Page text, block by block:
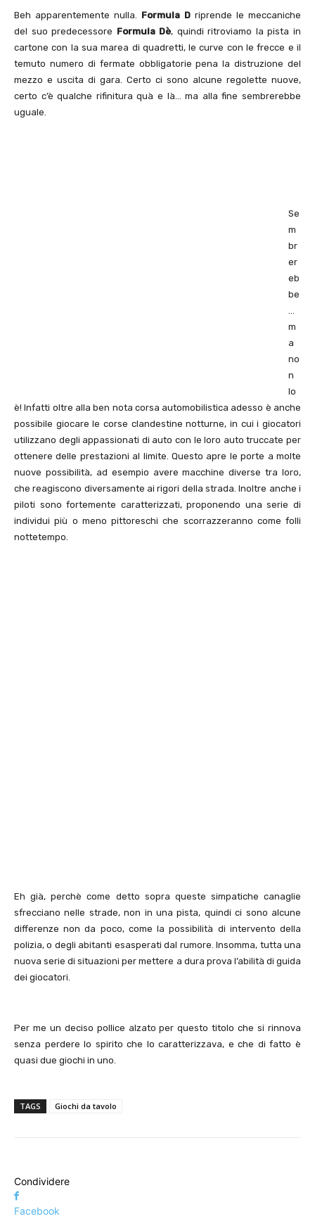
Beh apparentemente nulla. Formula D riprende le meccaniche
del suo predecessore Formula Dè, quindi ritroviamo la pista in
cartone con la sua marea di quadretti, le curve con le frecce e il
temuto numero di fermate obbligatorie pena la distruzione del
mezzo e uscita di gara. Certo ci sono alcune regolette nuove,
certo c’è qualche rifinitura quà e là… ma alla fine sembrerebbe
uguale.
Se
m
br
er
eb
be
…
m
a
no
n
lo
è! Infatti oltre alla ben nota corsa automobilistica adesso è anche
possibile giocare le corse clandestine notturne, in cui i giocatori
utilizzano degli appassionati di auto con le loro auto truccate per
ottenere delle prestazioni al limite. Questo apre le porte a molte
nuove possibilità, ad esempio avere macchine diverse tra loro,
che reagiscono diversamente ai rigori della strada. Inoltre anche i
piloti sono fortemente caratterizzati, proponendo una serie di
individui più o meno pittoreschi che scorrazzeranno come folli
nottetempo.
Eh già, perchè come detto sopra queste simpatiche canaglie
sfrecciano nelle strade, non in una pista, quindi ci sono alcune
differenze non da poco, come la possibilità di intervento della
polizia, o degli abitanti esasperati dal rumore. Insomma, tutta una
nuova serie di situazioni per mettere a dura prova l’abilità di guida
dei giocatori.
Per me un deciso pollice alzato per questo titolo che si rinnova
senza perdere lo spirito che lo caratterizzava, e che di fatto è
quasi due giochi in uno.
TAGS Giochi da tavolo
Condividere
Facebook